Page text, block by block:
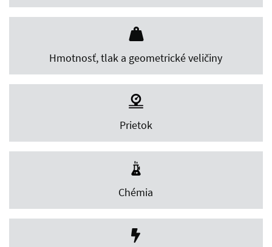
Hmotnosť, tlak a geometrické veličiny
Prietok
Chémia